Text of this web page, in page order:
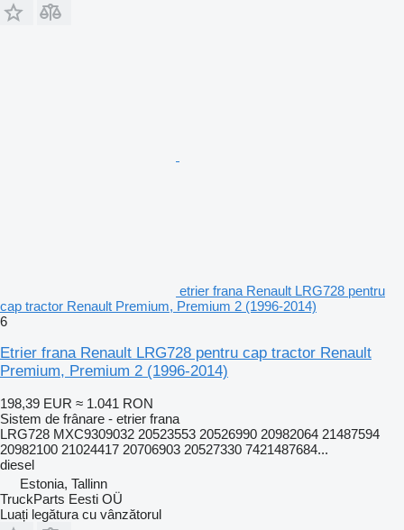
etrier frana Renault LRG728 pentru
cap tractor Renault Premium, Premium 2 (1996-2014)
6
Etrier frana Renault LRG728 pentru cap tractor Renault
Premium, Premium 2 (1996-2014)
198,39 EUR ≈ 1.041 RON
Sistem de frânare - etrier frana
LRG728 MXC9309032 20523553 20526990 20982064 21487594
20982100 21024417 20706903 20527330 7421487684...
diesel
Estonia, Tallinn
TruckParts Eesti OÜ
Luați legătura cu vânzătorul